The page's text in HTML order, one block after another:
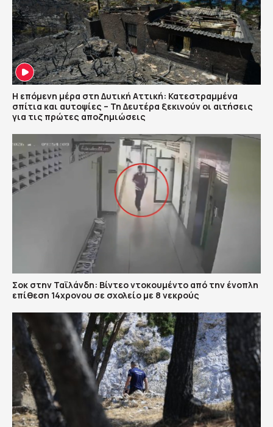
Η επόμενη μέρα στη Δυτική Αττική: Κατεστραμμένα
σπίτια και αυτοψίες – Τη Δευτέρα ξεκινούν οι αιτήσεις
για τις πρώτες αποζημιώσεις
Σοκ στην Ταϊλάνδη: Βίντεο ντοκουμέντο από την ένοπλη
επίθεση 14χρονου σε σχολείο με 8 νεκρούς